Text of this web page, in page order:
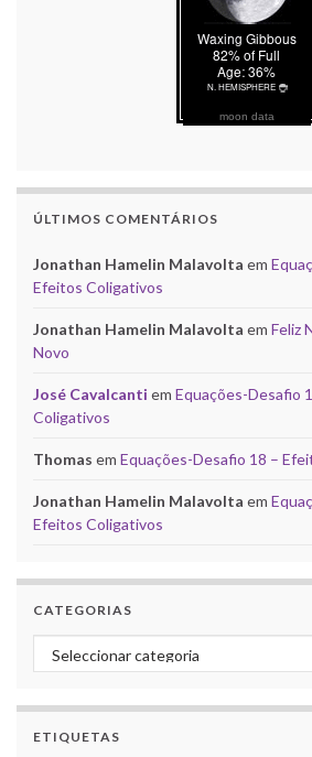
moon data
ÚLTIMOS COMENTÁRIOS
Jonathan Hamelin Malavolta em
Efeitos Coligativos
Jonathan Hamelin Malavolta em Feliz
Novo
José Cavalcanti em Equações-Desafio
Coligativos
Thomas em Equações-Desafio 18 –
Jonathan Hamelin Malavolta em
Efeitos Coligativos
CATEGORIAS
Categorias
ETIQUETAS